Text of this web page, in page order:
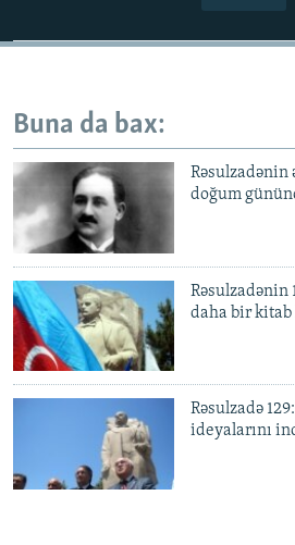
Buna da bax:
doğum
Rəsulzadənin
daha bir
Rəsulzadə
ideyalarını